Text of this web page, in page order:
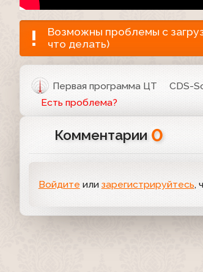
Возможны проблемы с
что делать)
Первая программа ЦТ CDS-
Есть проблема?
Комментарии 0
Войдите или зарегистрируйтесь,